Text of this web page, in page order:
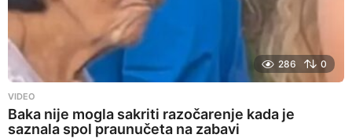
286 0
VIDEO
Baka nije mogla sakriti razočarenje kada je
saznala spol praunučeta na zabavi